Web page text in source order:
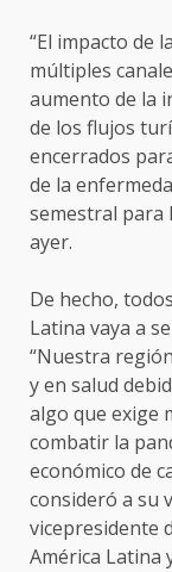
“El impacto de
múltiples
aumento de la
de los flujos
encerrados
de la
semestral para
ayer.
De hecho,
Latina vaya a
“Nuestra
y en salud
algo que exige
combatir la
económico de
consideró a su
vicepresidente
América Latina